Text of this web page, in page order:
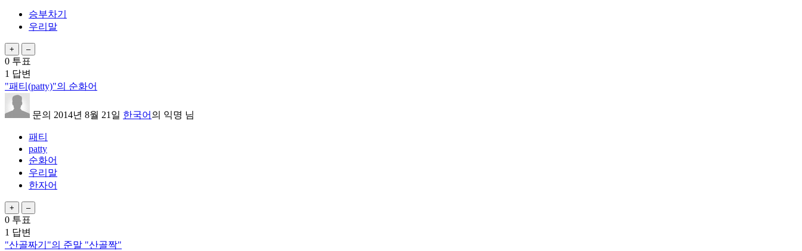
승부차기
우리말
0 투표
1 답변
"패티(patty)"의 순화어
문의 2014년 8월 21일 한국어 의 익명 님
패티
patty
순화어
우리말
한자어
0 투표
1 답변
"산골짜기"의 준말 "산골짝"